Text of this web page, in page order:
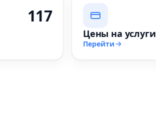
117
Цены на услуги
Перейти